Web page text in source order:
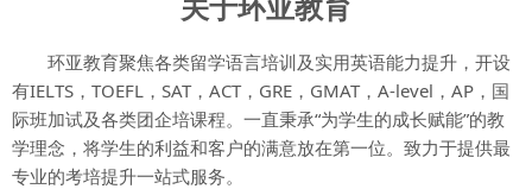
环亚教育聚焦各类留学语言培训及实用英语能力提升，开设
有IELTS，TOEFL，SAT，ACT，GRE，GMAT，A-level，AP，国
际班加试及各类团企培课程。一直秉承“为学生的成长赋能”的教
学理念，将学生的利益和客户的满意放在第一位。致力于提供最
专业的考培提升一站式服务。